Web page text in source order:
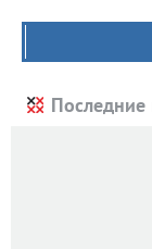
Последние